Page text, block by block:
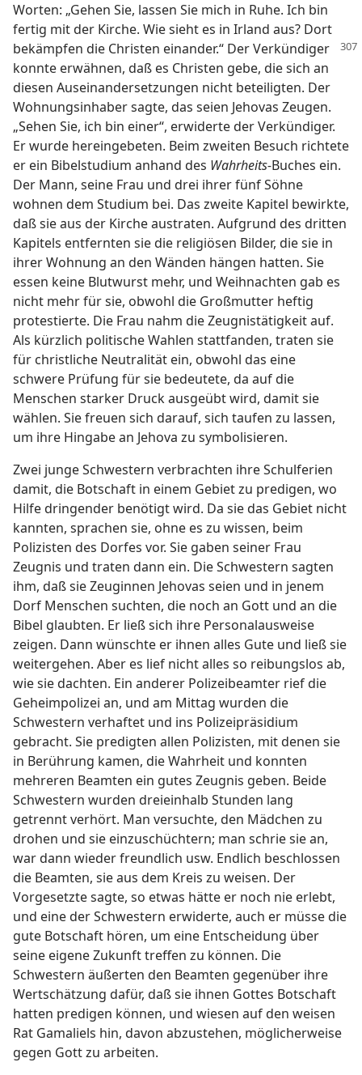
Worten: „Gehen Sie, lassen Sie mich in Ruhe. Ich bin
fertig mit der Kirche. Wie sieht es in Irland aus? Dort
bekämpfen die Christen einander.“ Der Verkündiger
konnte erwähnen, daß es Christen gebe, die sich an
diesen Auseinandersetzungen nicht beteiligten. Der
Wohnungsinhaber sagte, das seien Jehovas Zeugen.
„Sehen Sie, ich bin einer“, erwiderte der Verkündiger.
Er wurde hereingebeten. Beim zweiten Besuch richtete
er ein Bibelstudium anhand des Wahrheits-Buches ein.
Der Mann, seine Frau und drei ihrer fünf Söhne
wohnen dem Studium bei. Das zweite Kapitel bewirkte,
daß sie aus der Kirche austraten. Aufgrund des dritten
Kapitels entfernten sie die religiösen Bilder, die sie in
ihrer Wohnung an den Wänden hängen hatten. Sie
essen keine Blutwurst mehr, und Weihnachten gab es
nicht mehr für sie, obwohl die Großmutter heftig
protestierte. Die Frau nahm die Zeugnistätigkeit auf.
Als kürzlich politische Wahlen stattfanden, traten sie
für christliche Neutralität ein, obwohl das eine
schwere Prüfung für sie bedeutete, da auf die
Menschen starker Druck ausgeübt wird, damit sie
wählen. Sie freuen sich darauf, sich taufen zu lassen,
um ihre Hingabe an Jehova zu symbolisieren.
Zwei junge Schwestern verbrachten ihre Schulferien
damit, die Botschaft in einem Gebiet zu predigen, wo
Hilfe dringender benötigt wird. Da sie das Gebiet nicht
kannten, sprachen sie, ohne es zu wissen, beim
Polizisten des Dorfes vor. Sie gaben seiner Frau
Zeugnis und traten dann ein. Die Schwestern sagten
ihm, daß sie Zeuginnen Jehovas seien und in jenem
Dorf Menschen suchten, die noch an Gott und an die
Bibel glaubten. Er ließ sich ihre Personalausweise
zeigen. Dann wünschte er ihnen alles Gute und ließ sie
weitergehen. Aber es lief nicht alles so reibungslos ab,
wie sie dachten. Ein anderer Polizeibeamter rief die
Geheimpolizei an, und am Mittag wurden die
Schwestern verhaftet und ins Polizeipräsidium
gebracht. Sie predigten allen Polizisten, mit denen sie
in Berührung kamen, die Wahrheit und konnten
mehreren Beamten ein gutes Zeugnis geben. Beide
Schwestern wurden dreieinhalb Stunden lang
getrennt verhört. Man versuchte, den Mädchen zu
drohen und sie einzuschüchtern; man schrie sie an,
war dann wieder freundlich usw. Endlich beschlossen
die Beamten, sie aus dem Kreis zu weisen. Der
Vorgesetzte sagte, so etwas hätte er noch nie erlebt,
und eine der Schwestern erwiderte, auch er müsse die
gute Botschaft hören, um eine Entscheidung über
seine eigene Zukunft treffen zu können. Die
Schwestern äußerten den Beamten gegenüber ihre
Wertschätzung dafür, daß sie ihnen Gottes Botschaft
hatten predigen können, und wiesen auf den weisen
Rat Gamaliels hin, davon abzustehen, möglicherweise
gegen Gott zu arbeiten.